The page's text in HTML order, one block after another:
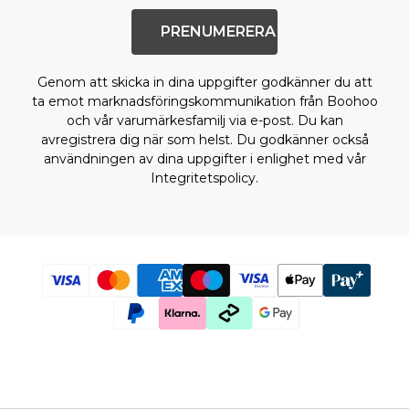
Herraccessoarer
Väskor & plånböcker
Solglasögon
Hattar, handskar & halsdukar
Rea – Herr
Handla hela herrrean
PRENUMERERA
Genom att skicka in dina uppgifter godkänner du att
ta emot marknadsföringskommunikation från Boohoo
och vår varumärkesfamilj via e-post. Du kan
avregistrera dig när som helst. Du godkänner också
användningen av dina uppgifter i enlighet med vår
Integritetspolicy.